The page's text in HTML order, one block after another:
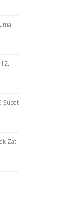
Şubat
Zâtı